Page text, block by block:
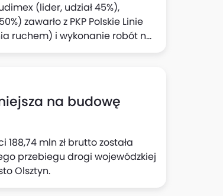
(lider, udział 45%),
zawarło z PKP Polskie Linie
ruchem) i ‎wykonanie robót na
ramach budowy nowej linii
netto, w tym zakres
280,43 mln zł ‎netto. Termin
umowy.na budowę
mln zł brutto została
przebiegu drogi wojewódzkiej
Olsztyn.